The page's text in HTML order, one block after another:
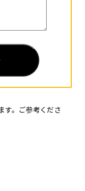
す。ご参考くださ